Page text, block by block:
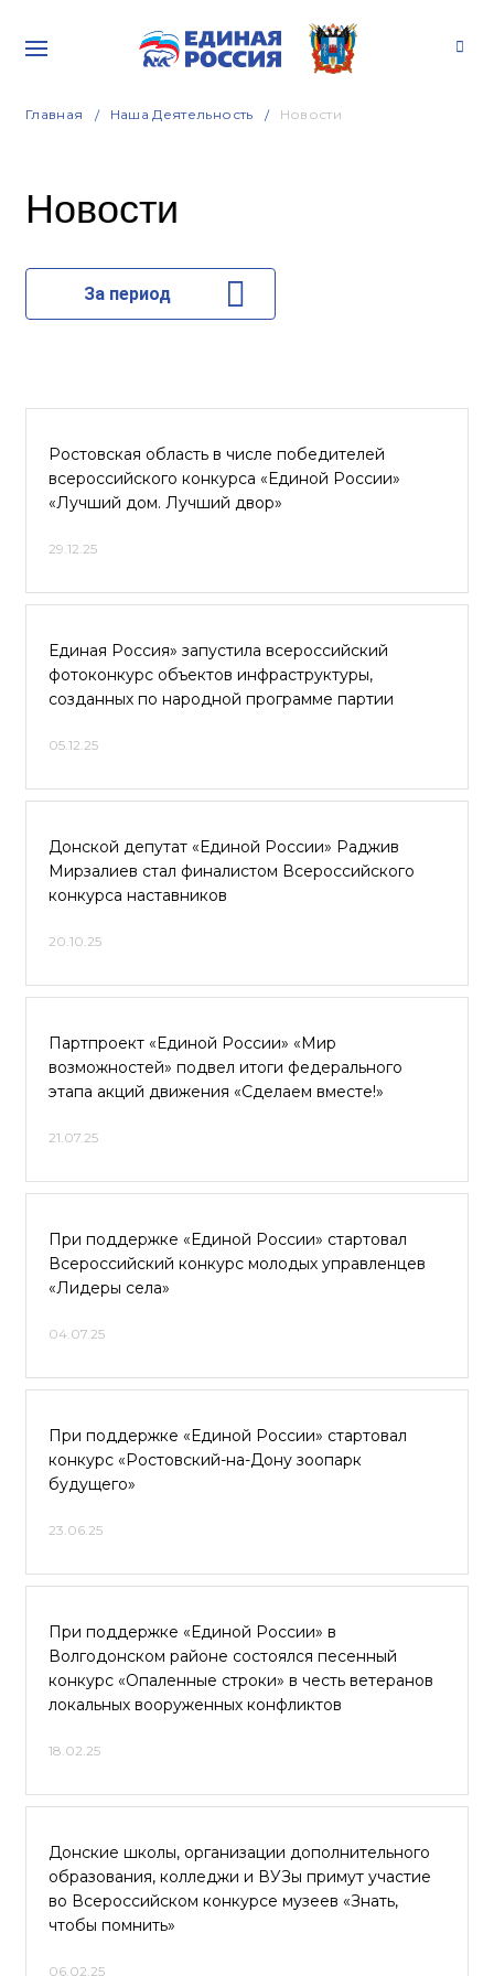
Главная Наша Деятельность Новости
Новости
За период
Ростовская область в числе победителей
всероссийского конкурса «Единой России»
«Лучший дом. Лучший двор»
29.12.25
Единая Россия» запустила всероссийский
фотоконкурс объектов инфраструктуры,
созданных по народной программе партии
05.12.25
Донской депутат «Единой России» Раджив
Мирзалиев стал финалистом Всероссийского
конкурса наставников
20.10.25
Партпроект «Единой России» «Мир
возможностей» подвел итоги федерального
этапа акций движения «Сделаем вместе!»
21.07.25
При поддержке «Единой России» стартовал
Всероссийский конкурс молодых управленцев
«Лидеры села»
04.07.25
При поддержке «Единой России» стартовал
конкурс «Ростовский-на-Дону зоопарк
будущего»
23.06.25
При поддержке «Единой России» в
Волгодонском районе состоялся песенный
конкурс «Опаленные строки» в честь ветеранов
локальных вооруженных конфликтов
18.02.25
Донские школы, организации дополнительного
образования, колледжи и ВУЗы примут участие
во Всероссийском конкурсе музеев «Знать,
чтобы помнить»
06.02.25